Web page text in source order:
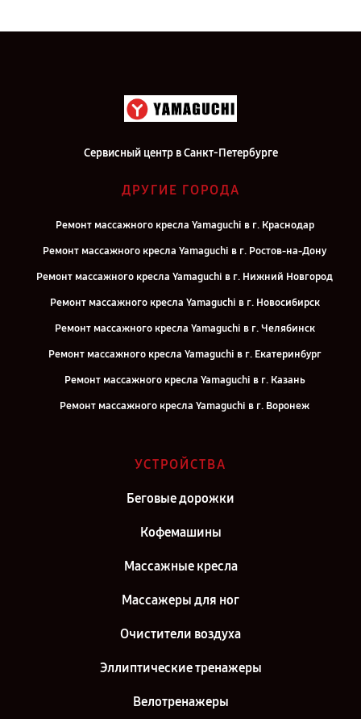
Сервисный центр в Санкт-Петербурге
ДРУГИЕ ГОРОДА
Ремонт массажного кресла Yamaguchi в г. Краснодар
Ремонт массажного кресла Yamaguchi в г. Ростов-на-Дону
Ремонт массажного кресла Yamaguchi в г. Нижний Новгород
Ремонт массажного кресла Yamaguchi в г. Новосибирск
Ремонт массажного кресла Yamaguchi в г. Челябинск
Ремонт массажного кресла Yamaguchi в г. Екатеринбург
Ремонт массажного кресла Yamaguchi в г. Казань
Ремонт массажного кресла Yamaguchi в г. Воронеж
Ремонт массажного кресла Yamaguchi в г. Самара
Ремонт массажного кресла Yamaguchi в г. Москва
УСТРОЙСТВА
Беговые дорожки
Кофемашины
Массажные кресла
Массажеры для ног
Очистители воздуха
Эллиптические тренажеры
Велотренажеры